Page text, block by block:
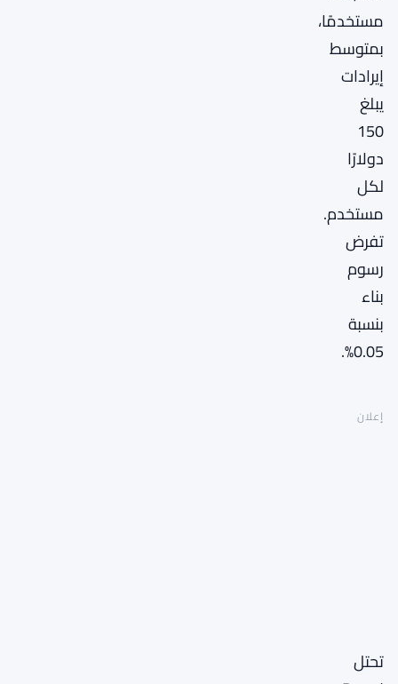
مستخدمًا،
بمتوسط
إيرادات
يبلغ
150
دولارًا
لكل
مستخدم.
تفرض
رسوم
بناء
بنسبة
0.05%.
إعلان
تحتل